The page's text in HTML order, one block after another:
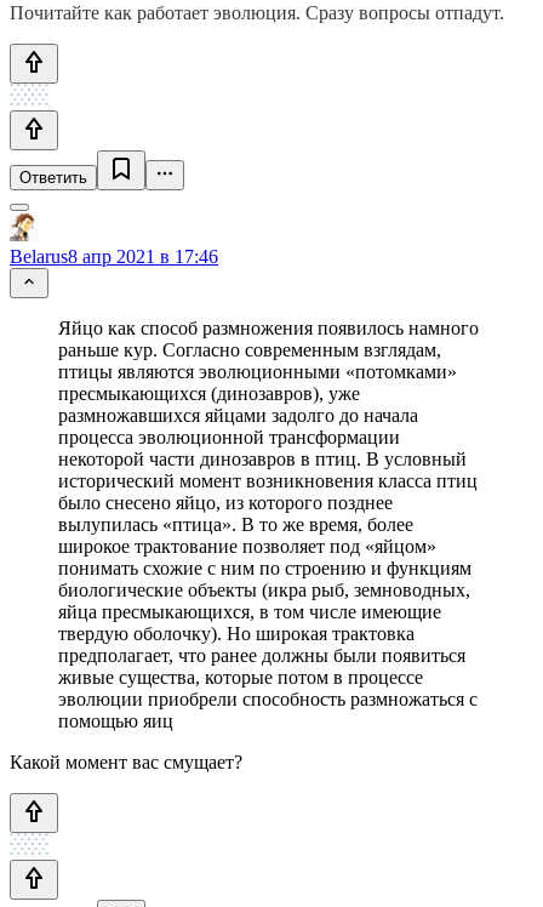
Почитайте как работает эволюция. Сразу вопросы отпадут.
Ответить
Belarus8 апр 2021 в 17:46
Яйцо как способ размножения появилось намного
раньше кур. Согласно современным взглядам,
птицы являются эволюционными «потомками»
пресмыкающихся (динозавров), уже
размножавшихся яйцами задолго до начала
процесса эволюционной трансформации
некоторой части динозавров в птиц. В условный
исторический момент возникновения класса птиц
было снесено яйцо, из которого позднее
вылупилась «птица». В то же время, более
широкое трактование позволяет под «яйцом»
понимать схожие с ним по строению и функциям
биологические объекты (икра рыб, земноводных,
яйца пресмыкающихся, в том числе имеющие
твердую оболочку). Но широкая трактовка
предполагает, что ранее должны были появиться
живые существа, которые потом в процессе
эволюции приобрели способность размножаться с
помощью яиц
Какой момент вас смущает?